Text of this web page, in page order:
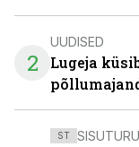
2
UUDISED
Lugeja
ST